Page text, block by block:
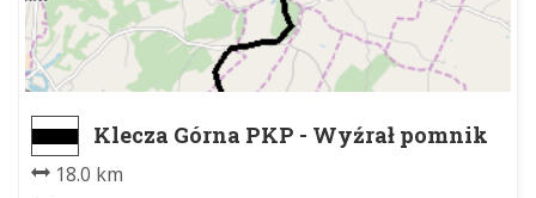
Klecza Górna PKP - Wyźrał pomnik
18.0 km